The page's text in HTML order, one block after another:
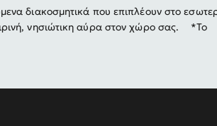
διακοσμητικά που επιπλέουν στο
νησιώτικη αύρα στον χώρο σας. *Το